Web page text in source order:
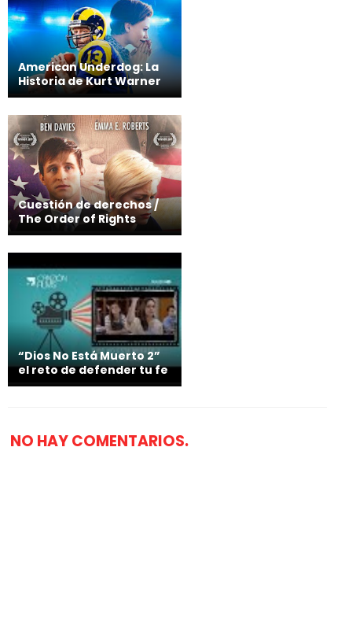
American Underdog: La
Historia de Kurt Warner
Cuestión de derechos /
The Order of Rights
“Dios No Está Muerto 2”
el reto de defender tu fe
NO HAY COMENTARIOS.